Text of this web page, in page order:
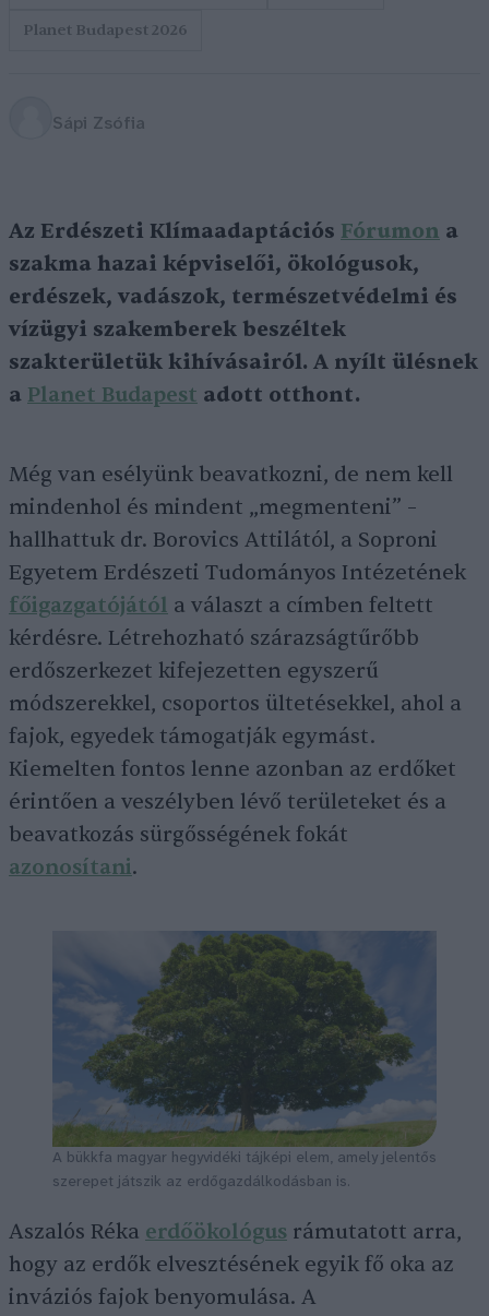
Planet Budapest 2026
Sápi Zsófia
Az Erdészeti Klímaadaptációs Fórumon a
szakma hazai képviselői, ökológusok,
erdészek, vadászok, természetvédelmi és
vízügyi szakemberek beszéltek
szakterületük kihívásairól. A nyílt ülésnek
a Planet Budapest adott otthont.
Még van esélyünk beavatkozni, de nem kell
mindenhol és mindent „megmenteni” –
hallhattuk dr. Borovics Attilától, a Soproni
Egyetem Erdészeti Tudományos Intézetének
főigazgatójától a választ a címben feltett
kérdésre. Létrehozható szárazságtűrőbb
erdőszerkezet kifejezetten egyszerű
módszerekkel, csoportos ültetésekkel, ahol a
fajok, egyedek támogatják egymást.
Kiemelten fontos lenne azonban az erdőket
érintően a veszélyben lévő területeket és a
beavatkozás sürgősségének fokát
azonosítani.
A bükkfa magyar hegyvidéki tájképi elem, amely jelentős
szerepet játszik az erdőgazdálkodásban is.
Aszalós Réka erdőökológus rámutatott arra,
hogy az erdők elvesztésének egyik fő oka az
inváziós fajok benyomulása. A